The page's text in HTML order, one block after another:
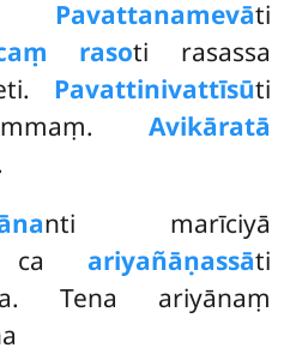
Pavattanamevāti
rasoti rasassa
Pavattinivattīsūti
Avikāratā
nti marīciyā
ca ariyañāṇassāti
Tena ariyānaṃ